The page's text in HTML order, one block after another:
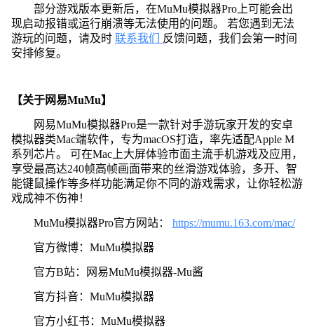
部分游戏版本更新后，在MuMu模拟器Pro上可能会出
现启动报错或运行崩溃等无法使用的问题。 若您遇到无法
游玩的问题，请及时 联系我们
反馈问题，我们会第一时间
安排修复。
【关于网易MuMu】
网易MuMu模拟器Pro是一款针对手游玩家开发的安卓
模拟器类Mac端软件，专为macOS打造，率先适配Apple M
系列芯片。 可在Mac上大屏体验市面主流手机游戏及应用，
享受最高达240帧高帧画面带来的丝滑游戏体验，多开、智
能键鼠操作等多样功能满足你不同的游戏需求，让你轻松游
戏成神不伤神！
MuMu模拟器Pro官方网站： https://mumu.163.com/mac/
官方微博：MuMu模拟器
官方B站：网易MuMu模拟器-Mu酱
官方抖音：MuMu模拟器
官方小红书：MuMu模拟器